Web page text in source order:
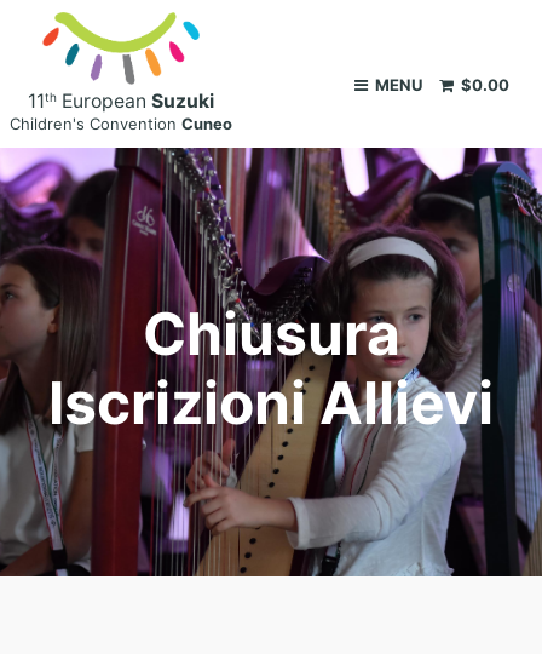
11th European Suzuki
Children's Convention Cuneo
MENU $0.00
Chiusura
Iscrizioni Allievi